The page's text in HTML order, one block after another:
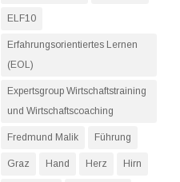
ELF10
Erfahrungsorientiertes Lernen
(EOL)
Expertsgroup Wirtschaftstraining
und Wirtschaftscoaching
Fredmund Malik Führung
Graz Hand Herz Hirn